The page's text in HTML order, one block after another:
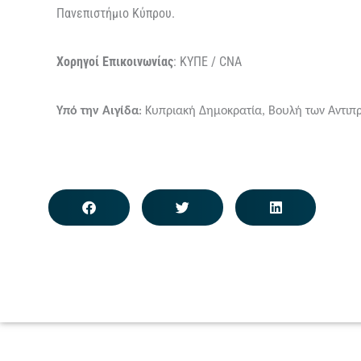
Πανεπιστήμιο Κύπρου.
Χορηγοί Επικοινωνίας: ΚΥΠΕ / CNA
Υπό την Αιγίδα: Κυπριακή Δημοκρατία, Βουλή των